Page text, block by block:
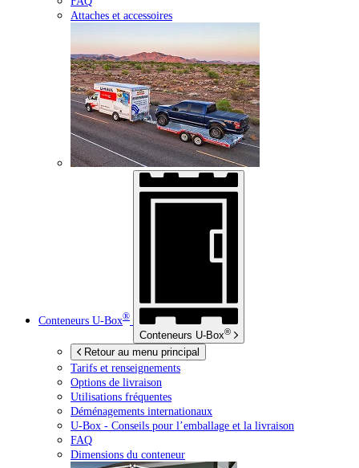
Attaches et accessoires
Conteneurs U-Box®
Conteneurs U-Box®
Retour au menu principal
Tarifs et renseignements
Options de livraison
Utilisations fréquentes
Déménagements internationaux
U-Box - Conseils pour l’emballage et la livraison
FAQ
Dimensions du conteneur